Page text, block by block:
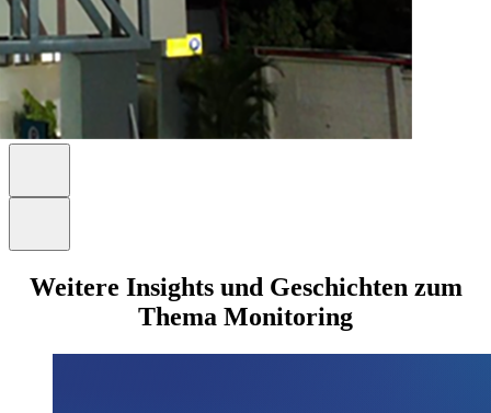
Weitere Insights und Geschichten zum
Thema Monitoring